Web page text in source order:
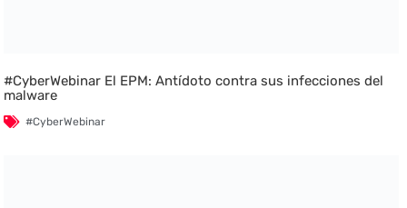
#CyberWebinar El EPM: Antídoto contra sus infecciones del
malware
#CyberWebinar